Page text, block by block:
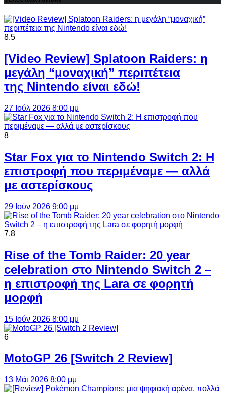
8.5
[Video Review] Splatoon Raiders: η
μεγάλη “μοναχική” περιπέτεια
της Nintendo είναι εδώ!
27 Ιούλ 2026 8:00 μμ
8
Star Fox για το Nintendo Switch 2: Η
επιστροφή που περιμέναμε — αλλά
με αστερίσκους
29 Ιούν 2026 9:00 μμ
7.8
Rise of the Tomb Raider: 20 year
celebration στο Nintendo Switch 2 –
η επιστροφή της Lara σε φορητή
μορφή
15 Ιούν 2026 8:00 μμ
6
MotoGP 26 [Switch 2 Review]
13 Μάι 2026 8:00 μμ